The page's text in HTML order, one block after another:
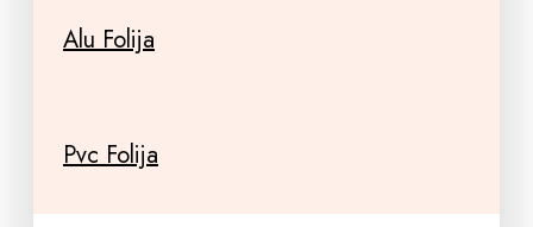
Alu Folija
Pvc Folija